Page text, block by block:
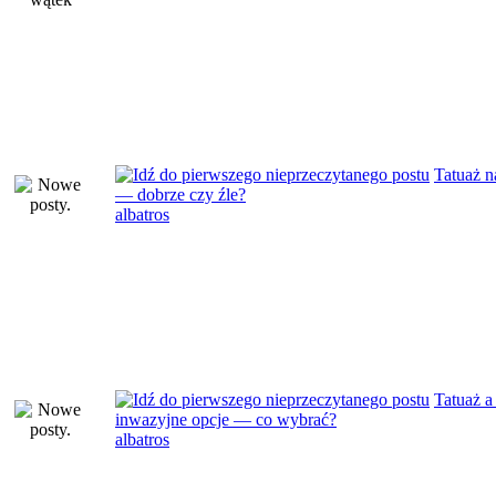
Tatuaż
— dobrze czy źle?
albatros
Tatuaż
inwazyjne opcje — co wybrać?
albatros